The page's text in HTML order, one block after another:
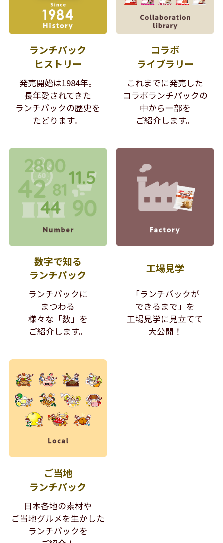
ランチパック
ヒストリー
発売開始は1984年。
長年愛されてきた
ランチパックの歴史を
たどります。
コラボ
ライブラリー
これまでに発売した
コラボランチパックの
中から一部を
ご紹介します。
数字で知る
ランチパック
ランチパックに
まつわる
様々な「数」を
ご紹介します。
工場見学
「ランチパックが
できるまで」を
工場見学に見立てて
大公開！
ご当地
ランチパック
日本各地の素材や
ご当地グルメを生かした
ランチパックを